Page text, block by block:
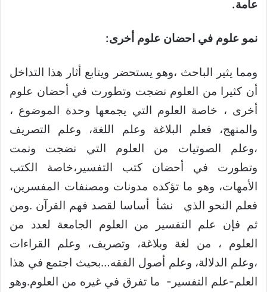
عامة.
نمو علوم في احضان علوم أخرى:
ومما يثير الباحث ،وهو يستحضر ويتابع أثار هذا التداخل
أن كثيرا من العلوم نضجت وتطورت في أحضان علوم
أخرى ، خاصة العلوم التي يجمعها وحدة الموضوع ،
والمنهج، فعلم البلاغة وعلم اللغة، وعلم التصريف
،وعلم الصوتيات من العلوم التي نضجت ونمت
وتطورت في أحضان كتب التفسير،خاصة الكتب
الأمهات، وهو ما تؤكده مدونات ومصنفات المفسرين،
فعلم النحو الذي نشأ أساسا لقصد فهم القرآن .ومن
ثم فإن علم التفسير من العلوم الجامعة لعدد من
العلوم ، من لغة وبلاغة، وتصريف، وعلم القراءات
،وعلم الدلالة، وعلم أصول الفقه…بحيث اجتمع في هذا
العلم-علم التفسير- ما تفرق في غيره من العلوم.وهو